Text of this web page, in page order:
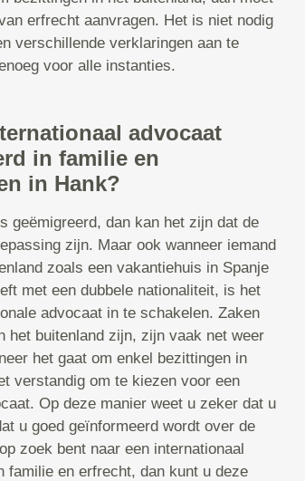
erfrecht aanvragen. Het is niet nodig
verschillende verklaringen aan te
voor alle instanties.
advocaat
in familie en
in Hank?
geëmigreerd, dan kan het zijn dat de
zijn. Maar ook wanneer iemand
zoals een vakantiehuis in Spanje
met een dubbele nationaliteit, is het
advocaat in te schakelen. Zaken
het buitenland zijn, zijn vaak net weer
het gaat om enkel bezittingen in
verstandig om te kiezen voor een
Op deze manier weet u zeker dat u
u goed geïnformeerd wordt over de
zoek bent naar een internationaal
familie en erfrecht, dan kunt u deze